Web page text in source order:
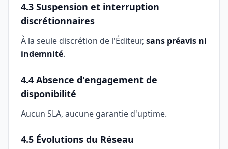
4.3 Suspension et interruption
discrétionnaires
À la seule discrétion de l'Éditeur, sans préavis ni
indemnité.
4.4 Absence d'engagement de
disponibilité
Aucun SLA, aucune garantie d'uptime.
4.5 Évolutions du Réseau